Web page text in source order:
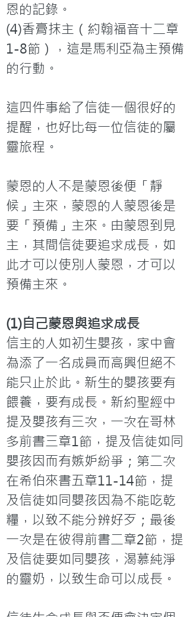
恩的記錄。
(4)香膏抹主（約翰福音十二章
1-8節），這是馬利亞為主預備
的行動。
這四件事給了信徒一個很好的
提醒，也好比每一位信徒的屬
靈旅程。
蒙恩的人不是蒙恩後便「靜
候」主來，蒙恩的人蒙恩後是
要「預備」主來。由蒙恩到見
主，其間信徒要追求成長，如
此才可以使別人蒙恩，才可以
預備主來。
(1)自己蒙恩與追求成長
信主的人如初生嬰孩，家中會
為添了一名成員而高興但絕不
能只止於此。新生的嬰孩要有
餵養，要有成長。新約聖經中
提及嬰孩有三次，一次在哥林
多前書三章1節，提及信徒如同
嬰孩因而有嫉妒紛爭；第二次
在希伯來書五章11-14節，提
及信徒如同嬰孩因為不能吃乾
糧，以致不能分辨好歹；最後
一次是在彼得前書二章2節，提
及信徒要如同嬰孩，渴慕純淨
的靈奶，以致生命可以成長。